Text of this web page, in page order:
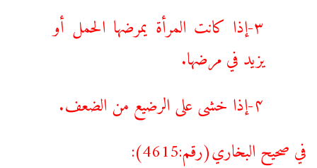
۳-إذا كانت المرأة يمرضها الحمل أو
يزيد في مرضها.
۴-إذا خشى على الرضيع من الضعف.
في صحيح البخاري(رقم:4615):